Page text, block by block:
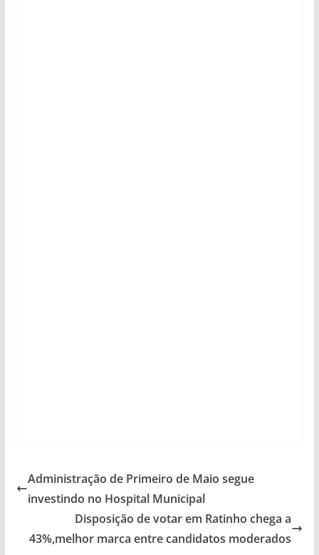
Administração de Primeiro de Maio segue
investindo no Hospital Municipal
Disposição de votar em Ratinho chega a
43%,melhor marca entre candidatos moderados